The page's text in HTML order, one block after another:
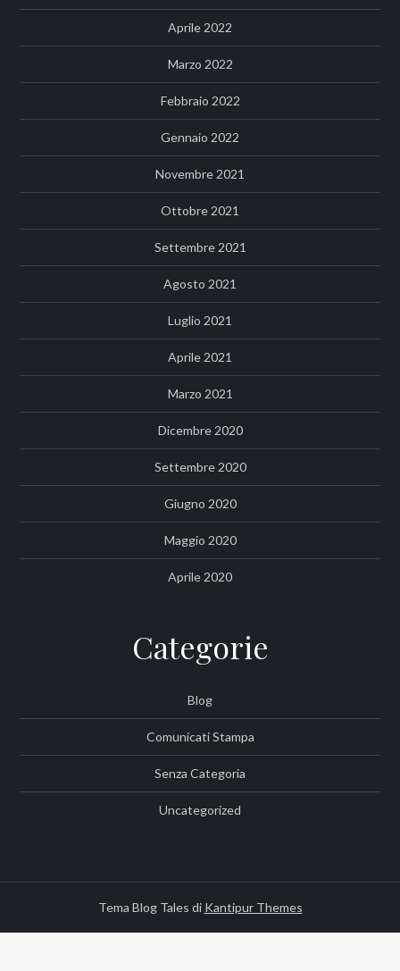
Aprile 2022
Marzo 2022
Febbraio 2022
Gennaio 2022
Novembre 2021
Ottobre 2021
Settembre 2021
Agosto 2021
Luglio 2021
Aprile 2021
Marzo 2021
Dicembre 2020
Settembre 2020
Giugno 2020
Maggio 2020
Aprile 2020
Categorie
Blog
Comunicati Stampa
Senza Categoria
Uncategorized
Tema Blog Tales di Kantipur Themes